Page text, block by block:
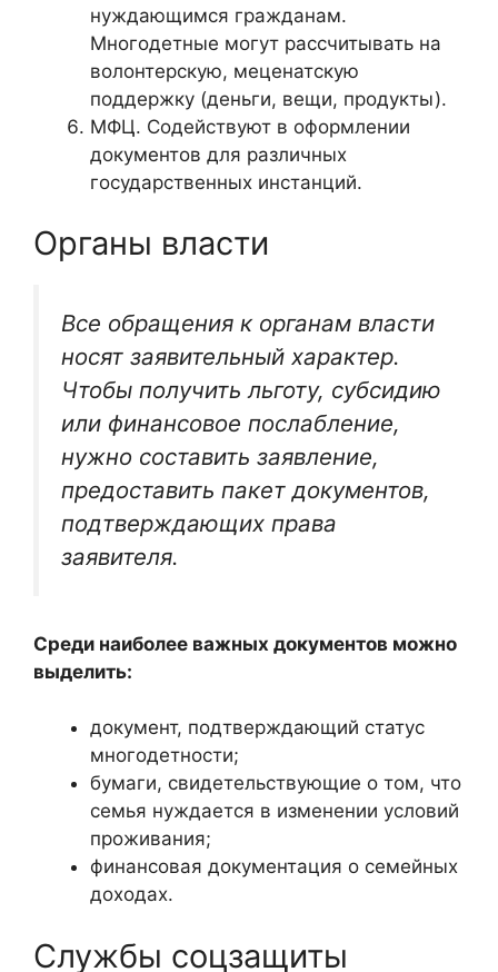
нуждающимся гражданам.
Многодетные могут рассчитывать на
волонтерскую, меценатскую
поддержку (деньги, вещи, продукты).
МФЦ. Содействуют в оформлении
документов для различных
государственных инстанций.
Органы власти
Все обращения к органам власти
носят заявительный характер.
Чтобы получить льготу, субсидию
или финансовое послабление,
нужно составить заявление,
предоставить пакет документов,
подтверждающих права
заявителя.
Среди наиболее важных документов можно
выделить:
документ, подтверждающий статус
многодетности;
бумаги, свидетельствующие о том, что
семья нуждается в изменении условий
проживания;
финансовая документация о семейных
доходах.
Службы соцзащиты